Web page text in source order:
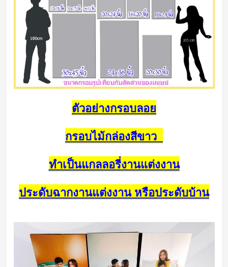
ตัวอย่างกรอบลอย
กรอบไม้กล่องสีขาว
ทำเป็นแกลลอรี่งานแต่งงาน
ประดับฉากงานแต่งงาน หรือประดับบ้าน